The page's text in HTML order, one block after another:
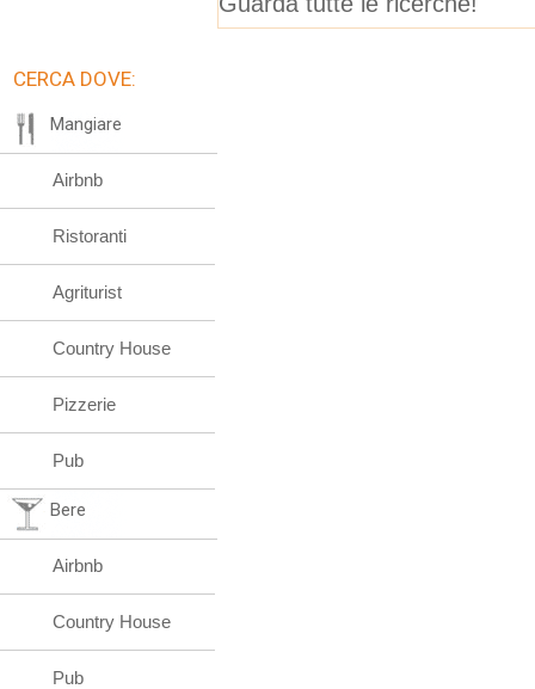
CERCA DOVE:
Mangiare
Airbnb
Ristoranti
Agriturist
Country House
Pizzerie
Pub
Bere
Airbnb
Country House
Pub